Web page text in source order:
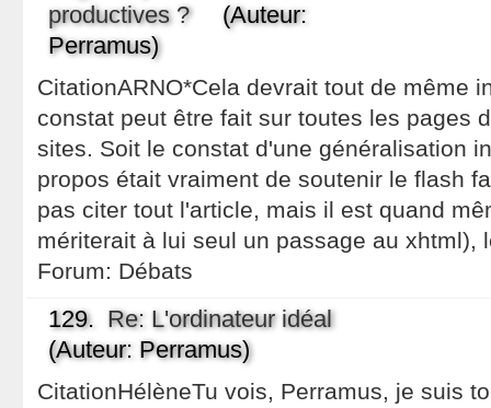
productives ?(Auteur:
Perramus)
CitationARNO*Cela devrait tout de même
constat peut être fait sur toutes les pages
sites. Soit le constat d'une généralisation
propos était vraiment de soutenir le flash
pas citer tout l'article, mais il est quand
mériterait à lui seul un passage au xhtml),
Forum: Débats
129. Re: L'ordinateur idéal
(Auteur: Perramus)
CitationHélèneTu vois, Perramus, je suis